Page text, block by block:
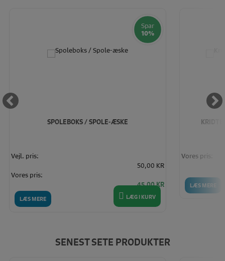
Spar
10%
SPOLEBOKS / SPOLE-ÆSKE
LÆS MERE
Vejl. pris:
50,00 KR
Vores pris:
45,00 KR
LÆG I KURV
LÆS MERE
Vores pris:
SENEST SETE PRODUKTER